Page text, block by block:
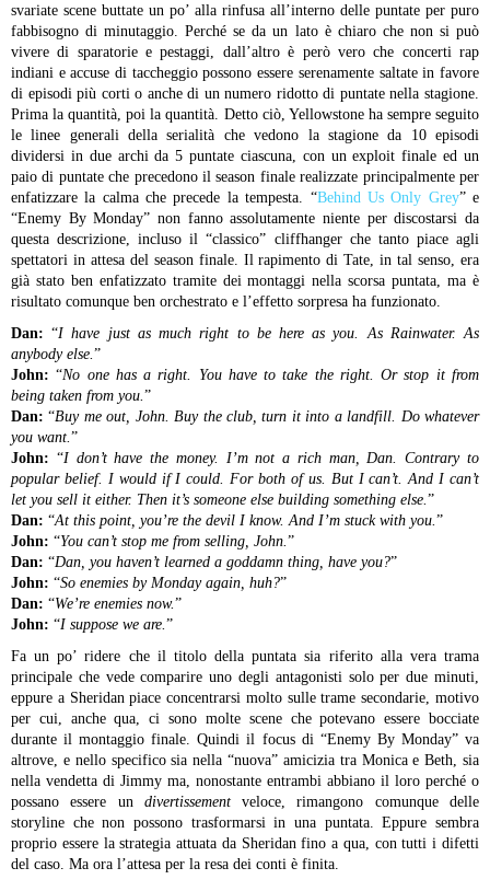
svariate scene buttate un po’ alla rinfusa all’interno delle puntate per puro
fabbisogno di minutaggio. Perché se da un lato è chiaro che non si può
vivere di sparatorie e pestaggi, dall’altro è però vero che concerti rap
indiani e accuse di taccheggio possono essere serenamente saltate in favore
di episodi più corti o anche di un numero ridotto di puntate nella stagione.
Prima la quantità, poi la quantità. Detto ciò, Yellowstone ha sempre seguito
le linee generali della serialità che vedono la stagione da 10 episodi
dividersi in due archi da 5 puntate ciascuna, con un exploit finale ed un
paio di puntate che precedono il season finale realizzate principalmente per
enfatizzare la calma che precede la tempesta. “Behind Us Only Grey” e
“Enemy By Monday” non fanno assolutamente niente per discostarsi da
questa descrizione, incluso il “classico” cliffhanger che tanto piace agli
spettatori in attesa del season finale. Il rapimento di Tate, in tal senso, era
già stato ben enfatizzato tramite dei montaggi nella scorsa puntata, ma è
risultato comunque ben orchestrato e l’effetto sorpresa ha funzionato.
Dan:“I have just as much right to be here as you. As Rainwater. As
anybody else. ”
John:“No one has a right. You have to take the right. Or stop it from
being taken from you. ”
Dan:“Buy me out, John. Buy the club, turn it into a landfill. Do whatever
you want. ”
John: “I don’t have the money. I’m not a rich man, Dan. Contrary to
popular belief. I would if I could. For both of us. But I can’t. And I can’t
let you sell it either. Then it’s someone else building something else. ”
Dan: “At this point, you’re the devil I know. And I’m stuck with you. ”
John: “You can’t stop me from selling, John. ”
Dan: “Dan, you haven’t learned a goddamn thing, have you?”
John: “So enemies by Monday again, huh?”
Dan: “We’re enemies now.”
John: “I suppose we are. ”
Fa un po’ ridere che il titolo della puntata sia riferito alla vera trama
principale che vede comparire uno degli antagonisti solo per due minuti,
eppure a Sheridan piace concentrarsi molto sulle trame secondarie, motivo
per cui, anche qua, ci sono molte scene che potevano essere bocciate
durante il montaggio finale. Quindi il focus di “Enemy By Monday” va
altrove, e nello specifico sia nella “nuova” amicizia tra Monica e Beth, sia
nella vendetta di Jimmy ma, nonostante entrambi abbiano il loro perché o
possano essere un divertissementveloce, rimangono comunque delle
storyline che non possono trasformarsi in una puntata. Eppure sembra
proprio essere la strategia attuata da Sheridan fino a qua, con tutti i difetti
del caso. Ma ora l’attesa per la resa dei conti è finita.